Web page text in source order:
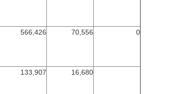
566,426 70,556 0
133,907 16,680